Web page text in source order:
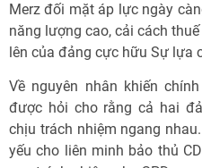
Merz đối mặt áp lực ngày
năng lượng cao, cải cách
lên của đảng cực hữu Sự lựa
Về nguyên nhân khiến
được hỏi cho rằng cả hai
chịu trách nhiệm ngang
yếu cho liên minh bảo thủ